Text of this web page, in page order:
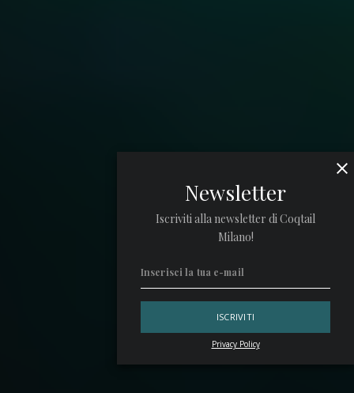
Newsletter
Iscriviti alla newsletter di Coqtail
Milano!
Privacy Policy